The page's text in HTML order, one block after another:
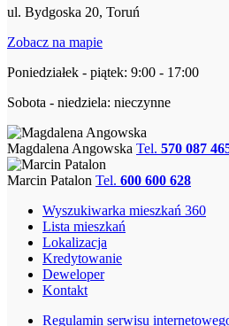
ul. Bydgoska 20, Toruń
Zobacz na mapie
Poniedziałek - piątek: 9:00 - 17:00
Sobota - niedziela: nieczynne
Magdalena Angowska Tel. 570 087
Marcin Patalon Tel. 600 600 628
Wyszukiwarka mieszkań 360
Lista mieszkań
Lokalizacja
Kredytowanie
Deweloper
Kontakt
Regulamin serwisu